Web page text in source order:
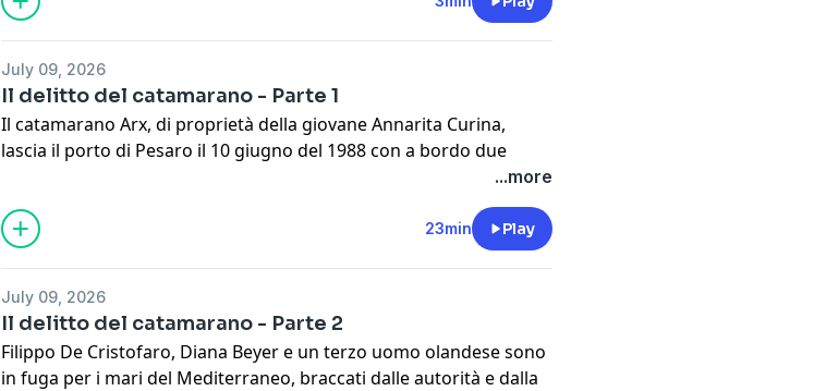
catamarano.
July 09, 2026
Il delitto del catamarano - Parte 1
Il catamarano Arx, di proprietà della giovane Annarita Curina,
lascia il porto di Pesaro il 10 giugno del 1988 con a bordo due
ospiti che dovrebbero andare con lei fino alle Baleari. Una volta
partiti, però, la barca scompare in mezzo al Mar Mediterraneo e
dei suoi occupanti nessuna notizia, fino a quando il 28 giugno un
peschereccio issa a bordo della sua nave un corpo senza vita
Learn more about your ad choices. Visit
...more
23min Play
July 09, 2026
Il delitto del catamarano - Parte 2
Filippo De Cristofaro, Diana Beyer e un terzo uomo olandese sono
in fuga per i mari del Mediterraneo, braccati dalle autorità e dalla